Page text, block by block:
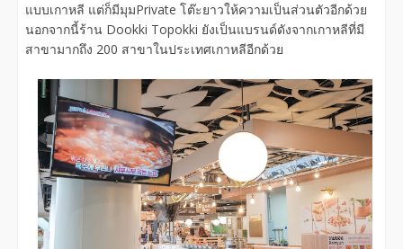
แบบเกาหลี แต่ก็มีมุมPrivate โต๊ะยาวให้ความเป็นส่วนตัวอีกด้วย
นอกจากนี้ร้าน Dookki Topokki ยังเป็นแบรนด์ดังจากเกาหลีที่มี
สาขามากถึง 200 สาขาในประเทศเกาหลีอีกด้วย